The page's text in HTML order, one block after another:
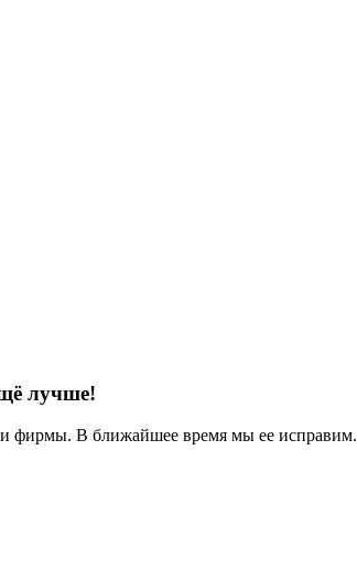
лучше!
фирмы. В ближайшее время мы ее исправим.